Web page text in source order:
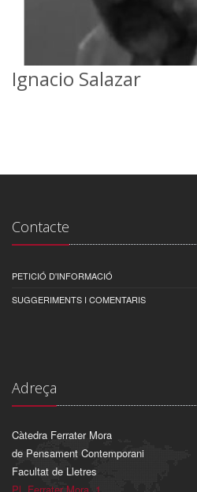
Ignacio Salazar
Contacte
PETICIÓ D'INFORMACIÓ
SUGGERIMENTS I COMENTARIS
Adreça
Càtedra Ferrater Mora
de Pensament Contemporani
Facultat de Lletres